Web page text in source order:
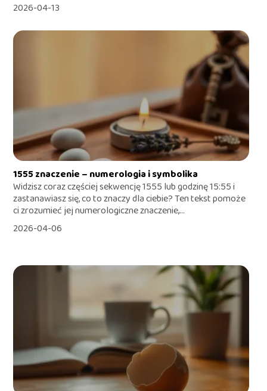
2026-04-13
1555 znaczenie – numerologia i symbolika
Widzisz coraz częściej sekwencję 1555 lub godzinę 15:55 i
zastanawiasz się, co to znaczy dla ciebie? Ten tekst pomoże
ci zrozumieć jej numerologiczne znaczenie,...
2026-04-06